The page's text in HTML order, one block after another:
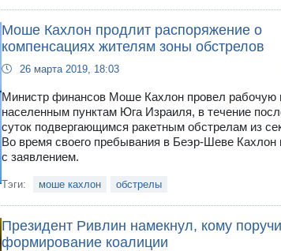
Моше Кахлон продлит распоряжение о
компенсациях жителям зоны обстрелов
26 марта 2019, 18:03
Министр финансов Моше Кахлон провел рабочую
населенным пунктам Юга Израиля, в течение
суток подвергающимся ракетным обстрелам из
Во время своего пребывания в Беэр-Шеве Кахлон
с заявлением.
Тэги: моше кахлон обстрелы
Президент Ривлин намекнул, кому
формирование коалиции